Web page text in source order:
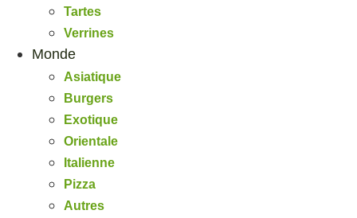
Tartes
Verrines
Monde
Asiatique
Burgers
Exotique
Orientale
Italienne
Pizza
Autres